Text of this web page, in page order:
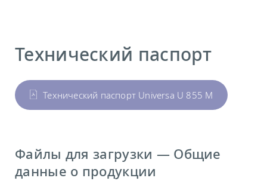
Технический паспорт
Технический паспорт Universa U 855 M
Файлы для загрузки — Общие
данные о продукции